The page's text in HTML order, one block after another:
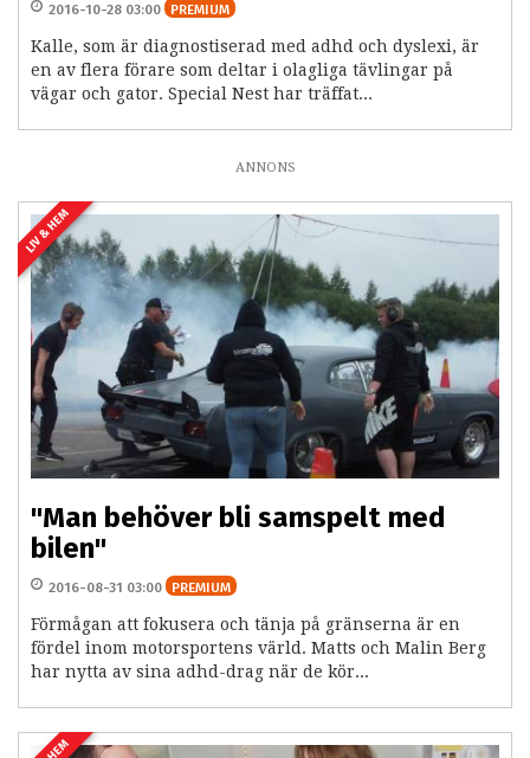
2016-10-28 03:00 PREMIUM
Kalle, som är diagnostiserad med adhd och dyslexi, är
en av flera förare som deltar i olagliga tävlingar på
vägar och gator. Special Nest har träffat...
ANNONS
LIV & HEM
"Man behöver bli samspelt med
bilen"
2016-08-31 03:00 PREMIUM
Förmågan att fokusera och tänja på gränserna är en
fördel inom motorsportens värld. Matts och Malin Berg
har nytta av sina adhd-drag när de kör...